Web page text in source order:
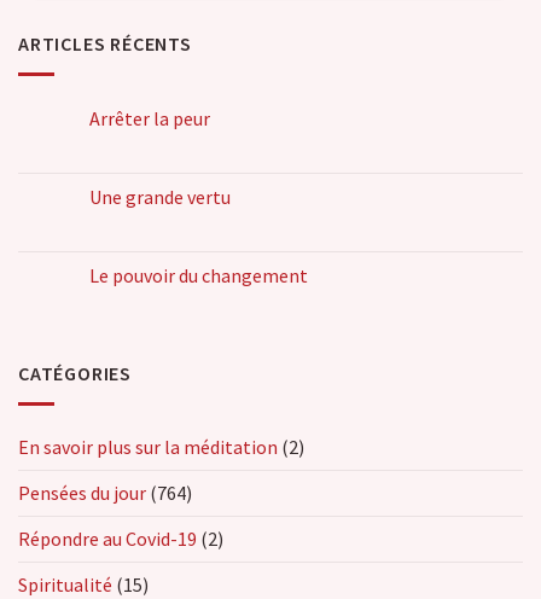
ARTICLES RÉCENTS
Arrêter la peur
Une grande vertu
Le pouvoir du changement
CATÉGORIES
En savoir plus sur la méditation (2)
Pensées du jour (764)
Répondre au Covid-19 (2)
Spiritualité (15)